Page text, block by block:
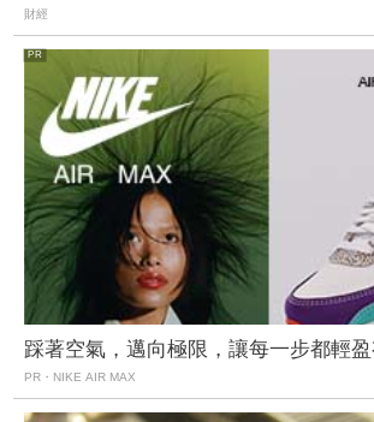
財經
踩著空氣，邁向極限，讓每一步都輕盈
PR・NIKE AIR MAX